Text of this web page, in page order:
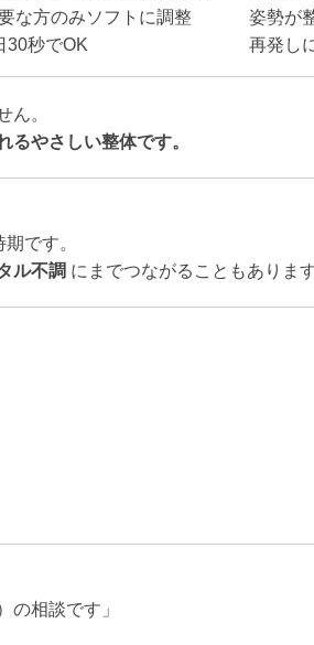
な方のみソフトに調整
姿勢が
30秒でOK 再発し
ん。
るやさしい整体です。
期です。
ル不調 にまでつながることもあります
の相談です」